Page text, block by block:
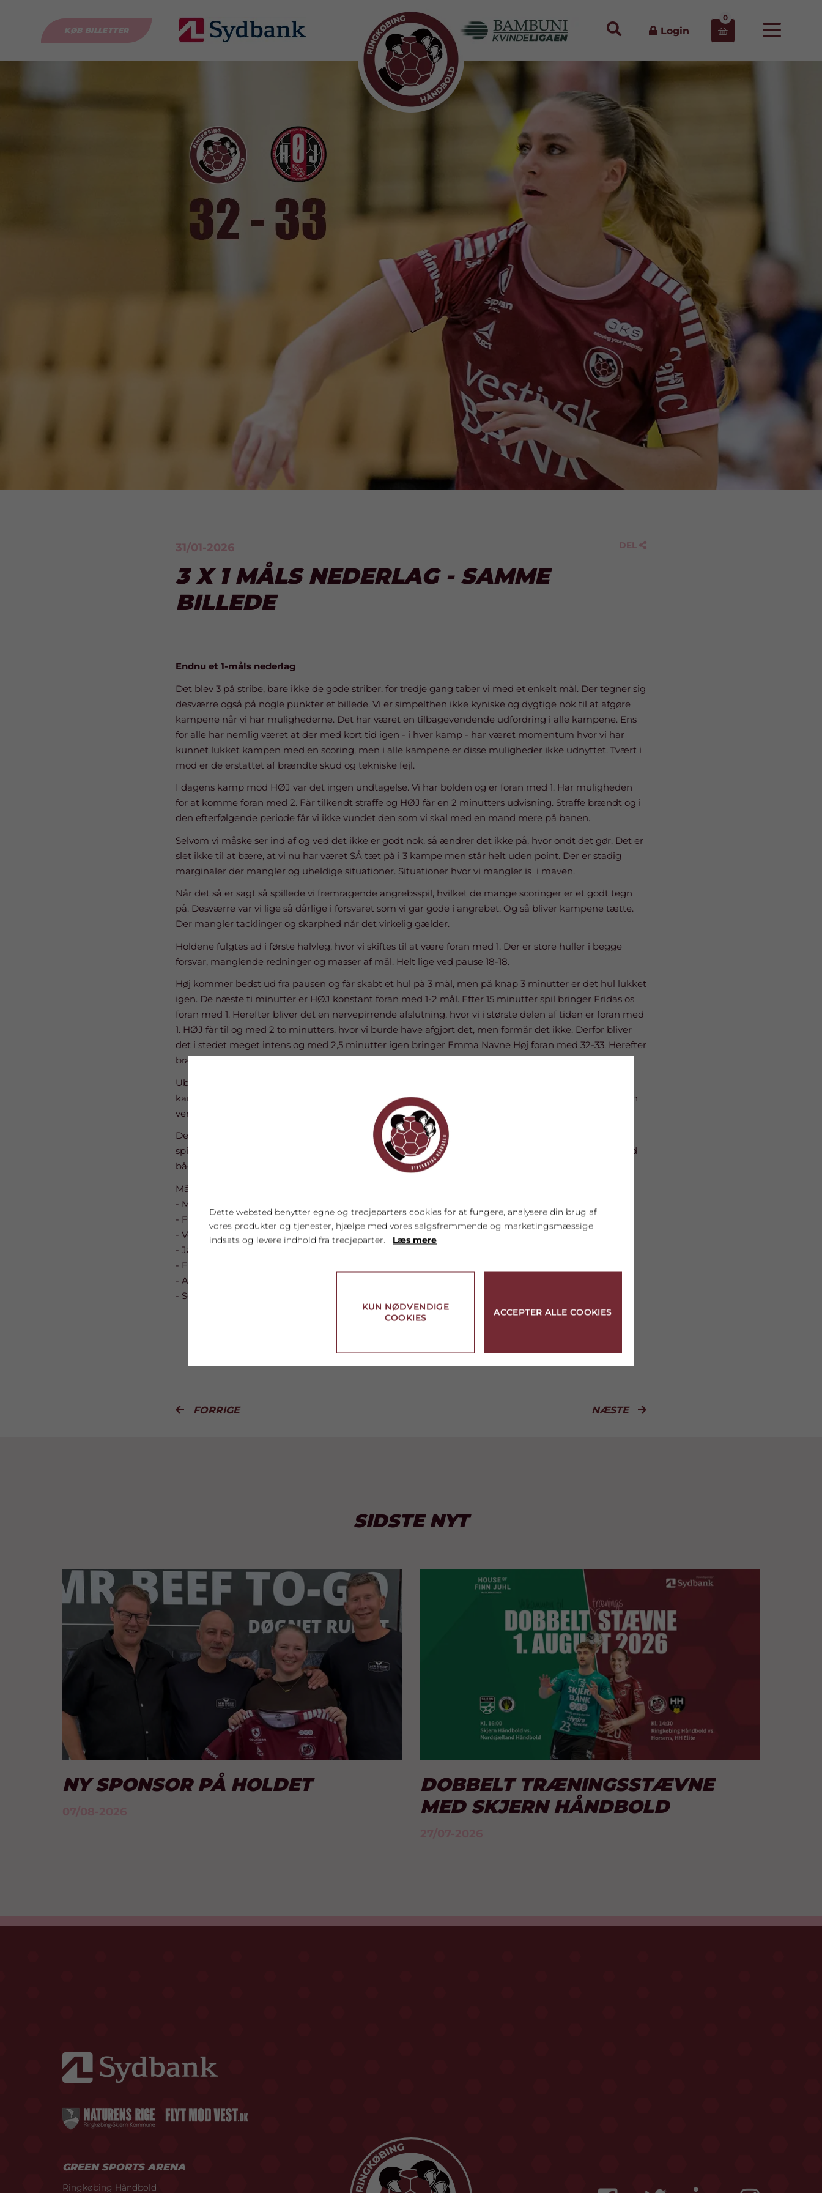
KØB BILLETTER Login 
0
31/01-2026 DEL 
3 X 1 MÅLS NEDERLAG - SAMME
BILLEDE
Endnu et 1-måls nederlag
Det blev 3 på stribe, bare ikke de gode striber. for tredje gang taber vi med et enkelt mål. Der tegner sig
desværre også på nogle punkter et billede. Vi er simpelthen ikke kyniske og dygtige nok til at afgøre
kampene når vi har mulighederne. Det har været en tilbagevendende udfordring i alle kampene. Ens
for alle har nemlig været at der med kort tid igen - i hver kamp - har været momentum hvor vi har
kunnet lukket kampen med en scoring, men i alle kampene er disse muligheder ikke udnyttet. Tvært i
mod er de erstattet af brændte skud og tekniske fejl.
I dagens kamp mod HØJ var det ingen undtagelse. Vi har bolden og er foran med 1. Har muligheden
for at komme foran med 2. Får tilkendt straffe og HØJ får en 2 minutters udvisning. Straffe brændt og i
den efterfølgende periode får vi ikke vundet den som vi skal med en mand mere på banen.
Selvom vi måske ser ind af og ved det ikke er godt nok, så ændrer det ikke på, hvor ondt det gør. Det er
slet ikke til at bære, at vi nu har været SÅ tæt på i 3 kampe men står helt uden point. Der er stadig
marginaler der mangler og uheldige situationer. Situationer hvor vi mangler is i maven.
Når det så er sagt så spillede vi fremragende angrebsspil, hvilket de mange scoringer er et godt tegn
på. Desværre var vi lige så dårlige i forsvaret som vi gar gode i angrebet. Og så bliver kampene tætte.
Der mangler tacklinger og skarphed når det virkelig gælder.
Holdene fulgtes ad i første halvleg, hvor vi skiftes til at være foran med 1. Der er store huller i begge
forsvar, manglende redninger og masser af mål. Helt lige ved pause 18-18.
Høj kommer bedst ud fra pausen og får skabt et hul på 3 mål, men på knap 3 minutter er det hul lukket
igen. De næste ti minutter er HØJ konstant foran med 1-2 mål. Efter 15 minutter spil bringer Fridas os
foran med 1. Herefter bliver det en nervepirrende afslutning, hvor vi i største delen af tiden er foran med
1. HØJ får til og med 2 to minutters, hvor vi burde have afgjort det, men formår det ikke. Derfor bliver
det i stedet meget intens og med 2,5 minutter igen bringer Emma Navne Høj foran med 32-33. Herefter
brænder vi 2 skud og laver en teknisk fejl, og det ender som slutresultatet.
Ubarmhjertig, ubærlig og rigtig hårdt. Men det nytter ikke noget at ligge sig ned. Vores næste to
kampe bliver ligeså vigtige, og her skal vi have fokus på at præstere alle på en og samme tid, så vi kan
vende den dårlige sti,e vi er inde i.
Der var gode præstationer fra bagspillerne, med et godt flow i spillet. Mathilde Blev kåret til kampens
spiller efter en flot kamp, hvor hun viste mange smagsprøver på hendes kvaliteter i sær offensivt med
både gennembrud og gode skud.
Målscorer:
- Mathilde 7/9
- Frida 7/10
- Verona 7/9
- Jane 5/6
- Emilie 2/5
- Amanda 1/1
- Sofie 3/7
 FORRIGE NÆSTE 
SIDSTE NYT
NY SPONSOR PÅ HOLDET
07/08-2026
DOBBELT TRÆNINGSSTÆVNE
MED SKJERN HÅNDBOLD
27/07-2026
GREEN SPORTS ARENA
Ringkøbing Håndbold
Dette websted benytter egne og tredjeparters cookies for at fungere, analysere din brug af
vores produkter og tjenester, hjælpe med vores salgsfremmende og marketingsmæssige
indsats og levere indhold fra tredjeparter. Læs mere
KUN NØDVENDIGE
COOKIES
ACCEPTER ALLE COOKIES